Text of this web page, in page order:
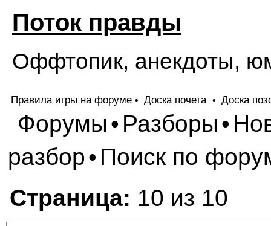
Поток правды
Оффтопик, анекдоты,
Правила игры на форуме • Доска почета • Доска
Форумы• Разборы•
разбор• Поиск по
Страница: 10 из 10